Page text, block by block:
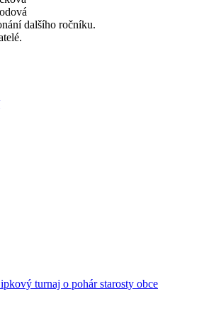
dalšího ročníku.
turnaj o pohár starosty obce